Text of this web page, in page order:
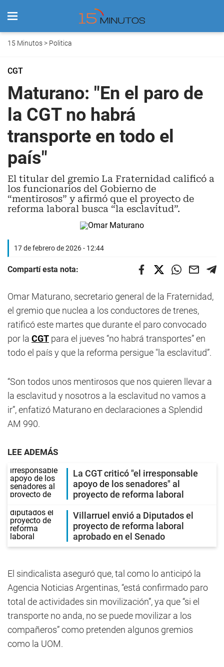
15 Minutos> Politica
CGT
Maturano: "En el paro de
la CGT no habrá
transporte en todo el
país"
El titular del gremio La Fraternidad calificó a
los funcionarios del Gobierno de
“mentirosos” y afirmó que el proyecto de
reforma laboral busca “la esclavitud”.
17 de febrero de 2026 - 12:44
Compartí esta nota:
Omar Maturano, secretario general de la Fraternidad,
el gremio que nuclea a los conductores de trenes,
ratificó este martes que durante el paro convocado
por la CGT para el jueves “no habrá transportes” en
todo el país y que la reforma persigue "la esclavitud”.
“Son todos unos mentirosos que nos quieren llevar a
la esclavitud y nosotros a la esclavitud no vamos a
ir”, enfatizó Maturano en declaraciones a Splendid
AM 990.
LEE ADEMÁS
La CGT criticó "el irresponsable
apoyo de los senadores" al
proyecto de reforma laboral
Villarruel envió a Diputados el
proyecto de reforma laboral
aprobado en el Senado
El sindicalista aseguró que, tal como lo anticipó la
Agencia Noticias Argentinas, “está confirmado paro
total de actividades sin movilización”, ya que “si el
transporte no anda, no se puede movilizar a los
compañeros” como pretenden algunos gremios
como la UOM.